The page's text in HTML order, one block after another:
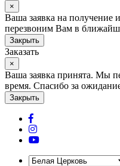
×
Ваша заявка на
перезвоним Вам в
Закрыть
Заказать
×
Ваша заявка принята. Мы
время. Спасибо за
Закрыть